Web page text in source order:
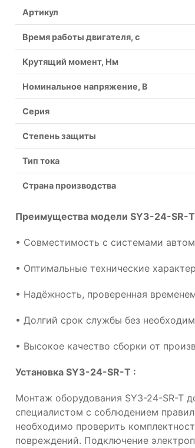
Артикул
Время работы двигателя, с
Крутящий момент, Нм
Номинальное напряжение, В
Серия
Степень защиты
Тип тока
Страна производства
Преимущества модели SY3-24-SR-
• Совместимость с системами
• Оптимальные технические
• Надёжность, проверенная
• Долгий срок службы без
• Высокое качество сборки от
Установка SY3-24-SR-T :
Монтаж оборудования SY3-24-SR-T
специалистом с соблюдением
необходимо проверить
повреждений. Подключение